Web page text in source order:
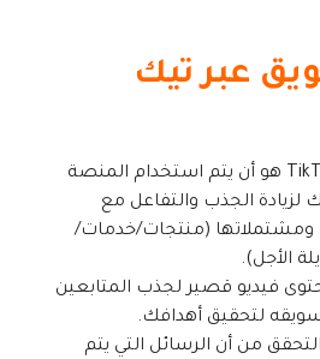
عبر تيك
التسويق عبر TikTok هو أن يتم استخدام المنصة
الجذب والتفاعل مع
ومشتملاتها (منتجات/خدمات/
الأجل).
فيديو قصير لجذب المتابعين
لتحقيق أهدافك.
من أن الرسائل التي يتم